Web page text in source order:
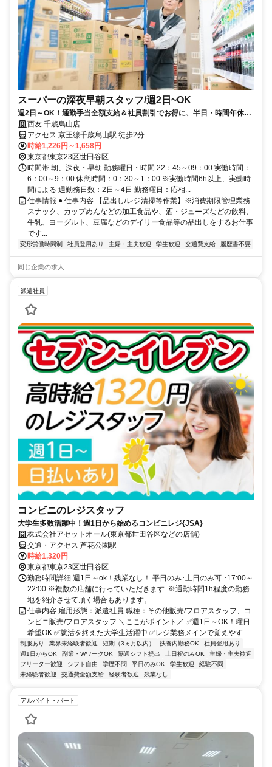
スーパーの深夜早朝スタッフ/週2日~OK
週2日～OK！通勤手当全額支給＆社員割引でお得に、半日・時間年休で
ムリなく続けられる仕事
西友 千歳烏山店
アクセス 京王線千歳烏山駅 徒歩2分
時給1,226円～1,658円
東京都東京23区世田谷区
時間帯 朝、深夜・早朝 勤務曜日・時間 22：45～09：00 実働時間：
6：00～9：00 休憩時間：0：30～1：00 ※実働時間6h以上、実働時
間による 週勤務日数：2日～4日 勤務曜日：応相...
仕事情報 ● 仕事内容 【品出し/レジ清掃等作業】※消費期限管理業務
スナック、カップめんなどの加工食品や、酒・ジューズなどの飲料、
牛乳、ヨーグルト、豆腐などのデイリー食品等の品出しをするお仕事
です...
変形労働時間制 社員登用あり 主婦・主夫歓迎 学生歓迎 交通費支給 履歴書不要
同じ企業の求人
派遣社員
コンビニのレジスタッフ
大学生多数活躍中！週1日から始めるコンビニレジ{JSA}
株式会社アセットオール(東京都世田谷区などの店舗)
交通・アクセス 芦花公園駅
時給1,320円
東京都東京23区世田谷区
勤務時間詳細 週1日～ok！残業なし！ 平日のみ･土日のみ可 ･17:00～
22:00 ※複数の店舗に行っていただきます. ※通勤時間1h程度の勤務
地を紹介させて頂く場合もあります。
仕事内容 雇用形態：派遣社員 職種：その他販売/フロアスタッフ、コ
ンビニ販売/フロアスタッフ ＼ここがポイント／ ✅週1日～OK！曜日
希望OK ✅就活を終えた大学生活躍中 ✅レジ業務メインで覚えやす...
制服あり 業界未経験者歓迎 短期（3ヵ月以内） 扶養内勤務OK
社員登用あり
週1日からOK
副業・WワークOK 隔週シフト提出 土日祝のみOK
主婦・主夫歓迎
フリーター歓迎
シフト自由 学歴不問 平日のみOK 学生歓迎
経験不問
未経験者歓迎
交通費全額支給 経験者歓迎 残業なし
アルバイト・パート